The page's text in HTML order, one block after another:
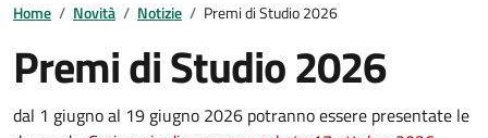
Home / Novità / Notizie / Premi di Studio 2026
Premi di Studio 2026
dal 1 giugno al 19 giugno 2026 potranno essere presentate le